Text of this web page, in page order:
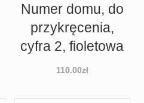
Numer domu, do
przykręcenia,
cyfra 2, fioletowa
110.00zł